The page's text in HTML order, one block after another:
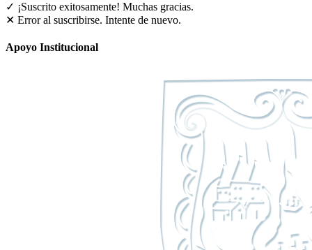
✓ ¡Suscrito exitosamente! Muchas gracias.
✕ Error al suscribirse. Intente de nuevo.
Apoyo Institucional